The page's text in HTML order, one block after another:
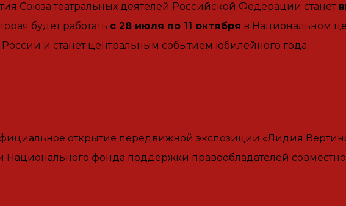
Союза театральных деятелей Российской Федерации станет
будет работать с 28 июля по 11 октября в Национальном
и станет центральным событием юбилейного года.
открытие передвижной экспозиции «Лидия
Национального фонда поддержки правообладателей